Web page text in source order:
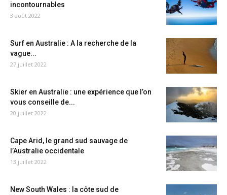
incontournables
3 août 2022
Surf en Australie : A la recherche de la
vague...
27 juillet 2022
Skier en Australie : une expérience que l’on
vous conseille de...
20 juillet 2022
Cape Arid, le grand sud sauvage de
l’Australie occidentale
13 juillet 2022
New South Wales : la côte sud de